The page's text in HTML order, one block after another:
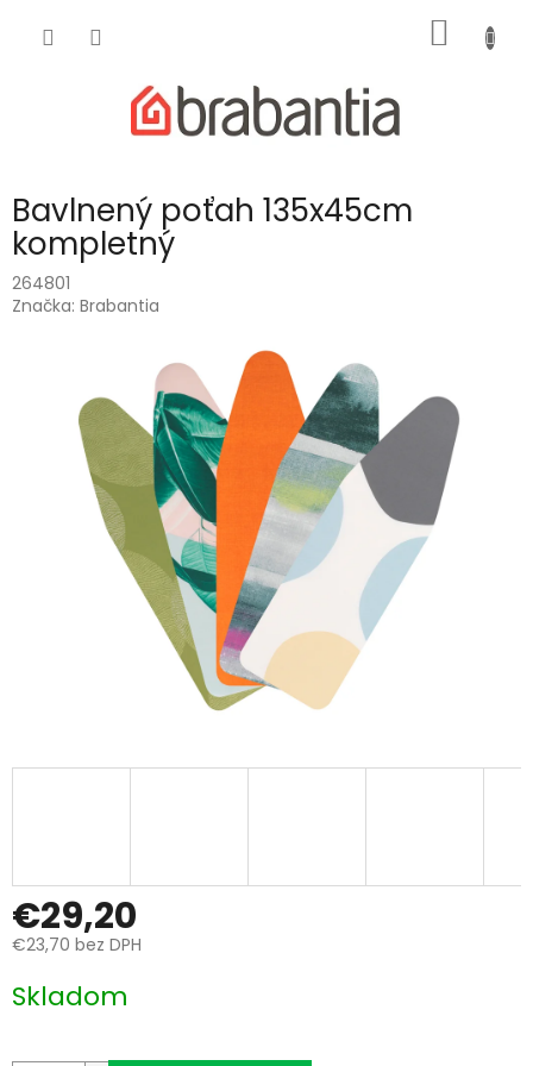
KOŠÍK
Bavlnený poťah 135x45cm
kompletný
264801
Značka: Brabantia
€29,20
€23,70 bez DPH
cena:
Skladom